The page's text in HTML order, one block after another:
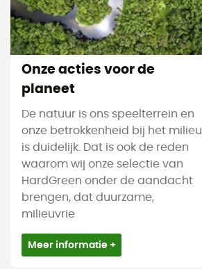
Onze acties voor de
planeet
De natuur is ons speelterrein en
onze betrokkenheid bij het milieu
is duidelijk. Dat is ook de reden
waarom wij onze selectie van
HardGreen onder de aandacht
brengen, dat duurzame,
milieuvrie
Meer informatie +